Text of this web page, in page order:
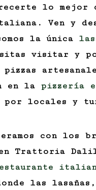
lo mejor
Ven y
la única
visitar y
pizzas
en la pizzería
por locales y
con los
Trattoria
las